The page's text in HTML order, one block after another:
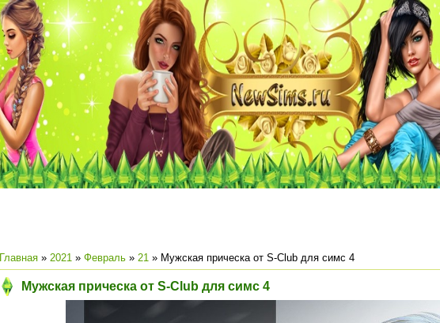
Главная » 2021 » Февраль » 21 » Мужская прическа от S-Club для симс 4
Мужская прическа от S-Club для симс 4